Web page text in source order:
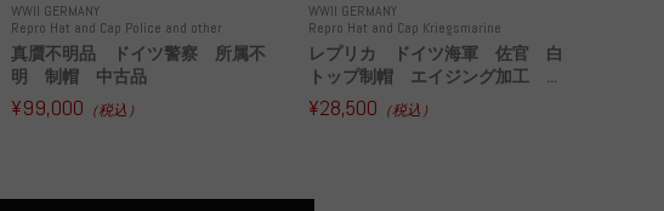
WWII GERMANY
Repro Hat and Cap Police and other
真贋不明品 ドイツ警察 所属不
明 制帽 中古品
¥99,000 （税込）
WWII GERMANY
Repro Hat and Cap Kriegsmarine
レプリカ ドイツ海軍 佐官 白
トップ制帽 エイジング加工 ...
¥28,500 （税込）